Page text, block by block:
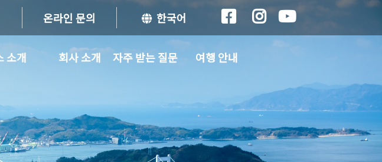
온라인 문의 한국어
소개 회사 소개 자주 받는 질문 여행 안내